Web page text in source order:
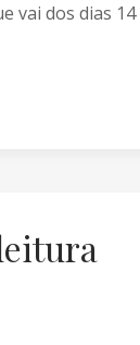
vai dos dias